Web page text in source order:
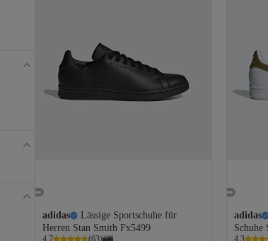
adidas
Lässige Sportschuhe für
Herren Stan Smith Fx5499
4.7 (63)
adidas
4.3